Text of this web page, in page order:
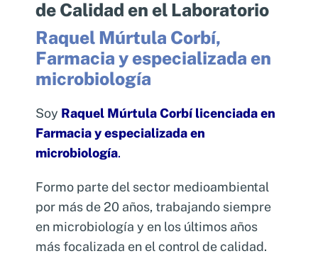
Control de calidad interno y
condiciones ambientales
Contexto y definiciones
Sistema de Gestión de la Calidad
Control interno de Calidad
Estado y diagnóstico del laboratorio
El informe de resultados
de Calidad en el Laboratorio
Raquel Múrtula Corbí,
Farmacia y especializada en
microbiología
Soy Raquel Múrtula Corbí licenciada en
Farmacia y especializada en
microbiología.
Formo parte del sector medioambiental
por más de 20 años, trabajando siempre
en microbiología y en los últimos años
más focalizada en el control de calidad.